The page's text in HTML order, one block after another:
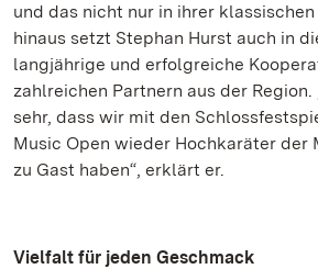
und das nicht nur in ihrer klassischen
hinaus setzt Stephan Hurst auch in
langjährige und erfolgreiche
zahlreichen Partnern aus der Region.
sehr, dass wir mit den
Music Open wieder Hochkaräter der
zu Gast haben“, erklärt er.
Vielfalt für jeden Geschmack